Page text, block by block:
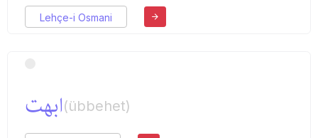
Lehçe-i Osmani
ابهت(übbehet)